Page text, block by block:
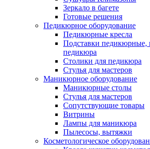
Зеркало в багете
Готовые решения
Педикюрное оборудование
Педикюрные кресла
Подставки педикюрные,
педикюра
Столики для педикюра
Стулья для мастеров
Маникюрное оборудование
Маникюрные столы
Стулья для мастеров
Сопутствующие товары
Витрины
Лампы для маникюра
Пылесосы, вытяжки
Косметологическое